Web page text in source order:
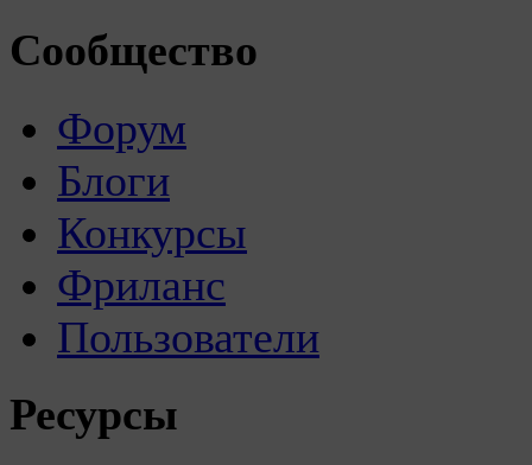
Сообщество
Форум
Блоги
Конкурсы
Фриланс
Пользователи
Ресурсы